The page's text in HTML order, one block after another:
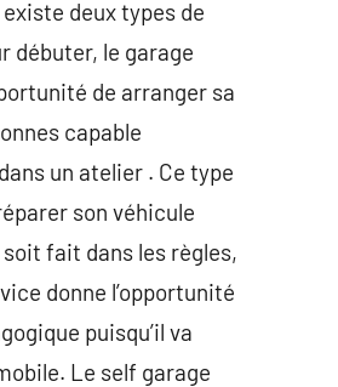
existe deux types de
débuter, le garage
de arranger sa
capable
un atelier . Ce type
son véhicule
fait dans les règles,
donne l’opportunité
puisqu’il va
Le self garage